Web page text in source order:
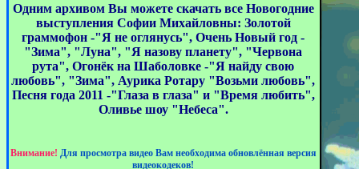
Одним архивом Вы можете скачать все Новогодние
выступления Софии Михайловны: Золотой
граммофон -"Я не оглянусь", Очень Новый год -
"Зима", "Луна", "Я назову планету", "Червона
рута", Огонёк на Шаболовке -"Я найду свою
любовь", "Зима", Аурика Ротару "Возьми любовь",
Песня года 2011 -"Глаза в глаза" и "Время любить",
Оливье шоу "Небеса".
Внимание! Для просмотра видео Вам необходима обновлённая версия
видеокодеков!